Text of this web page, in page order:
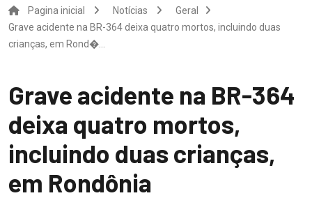
Pagina inicial Notícias
Geral
Grave acidente na BR-364 deixa quatro mortos, incluindo duas
crianças, em Rond�...
Grave acidente na BR-364
deixa quatro mortos,
incluindo duas crianças,
em Rondônia